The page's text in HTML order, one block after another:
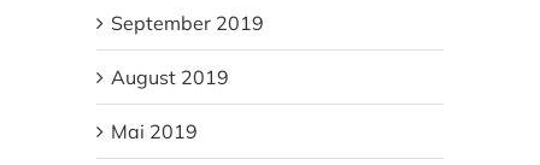
September 2019
August 2019
Mai 2019